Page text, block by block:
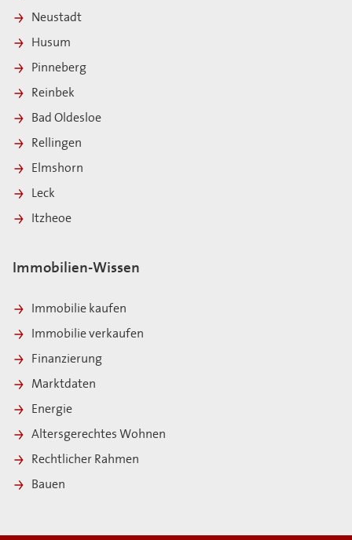
Neustadt
Husum
Pinneberg
Reinbek
Bad Oldesloe
Rellingen
Elmshorn
Leck
Itzheoe
Immobilien-Wissen
Immobilie kaufen
Immobilie verkaufen
Finanzierung
Marktdaten
Energie
Altersgerechtes Wohnen
Rechtlicher Rahmen
Bauen